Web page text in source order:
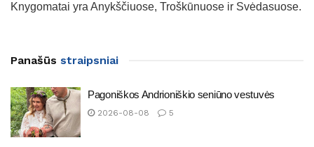
Knygomatai yra Anykščiuose, Troškūnuose ir Svėdasuose.
Panašūs straipsniai
Pagoniškos Andrioniškio seniūno vestuvės
2026-08-08 5